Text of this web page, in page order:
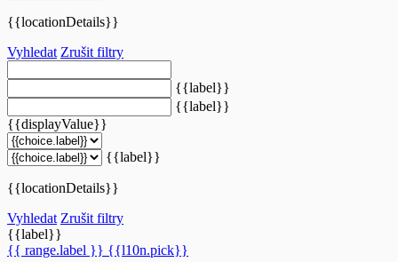
{{locationDetails}}
Vyhledat Zrušit filtry
{{label}}
{{label}}
{{displayValue}}
{{label}}
{{locationDetails}}
Vyhledat Zrušit filtry
{{label}}
{{ range.label }} {{l10n.pick}}